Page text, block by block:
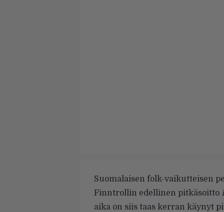
Suomalaisen folk-vaikutteisen
Finntrollin edellinen pitkäsoitto
aika on siis taas kerran käynyt